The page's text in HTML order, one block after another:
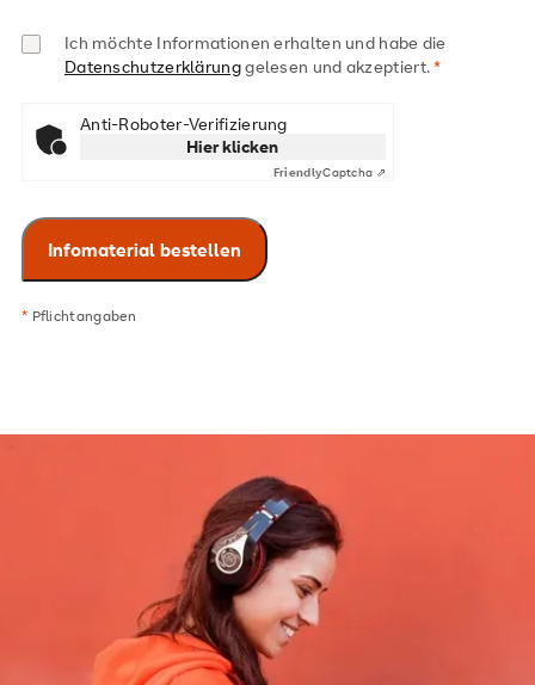
Ich möchte Informationen erhalten und habe die
Datenschutzerklärunggelesen und akzeptiert.
Anti-Roboter-Verifizierung
Hier klicken
FriendlyCaptcha ⇗
* Pflichtangaben